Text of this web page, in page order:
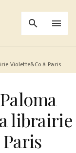
search menu
Violette&Co à Paris
librairie